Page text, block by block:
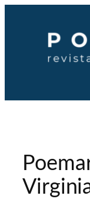
contenido